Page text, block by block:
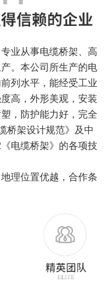
业从事电缆桥架、高
。本公司所生产的电
列水平，能经受工业
高，外形美观，安装
，防护能力好，完全
桥架设计规范》及中
电缆桥架》的各项技
理位置优越，合作条